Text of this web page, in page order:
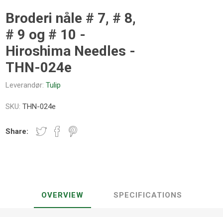
Broderi nåle # 7, # 8,
# 9 og # 10 -
Hiroshima Needles -
THN-024e
Leverandør: Tulip
SKU: THN-024e
Share:
OVERVIEW SPECIFICATIONS